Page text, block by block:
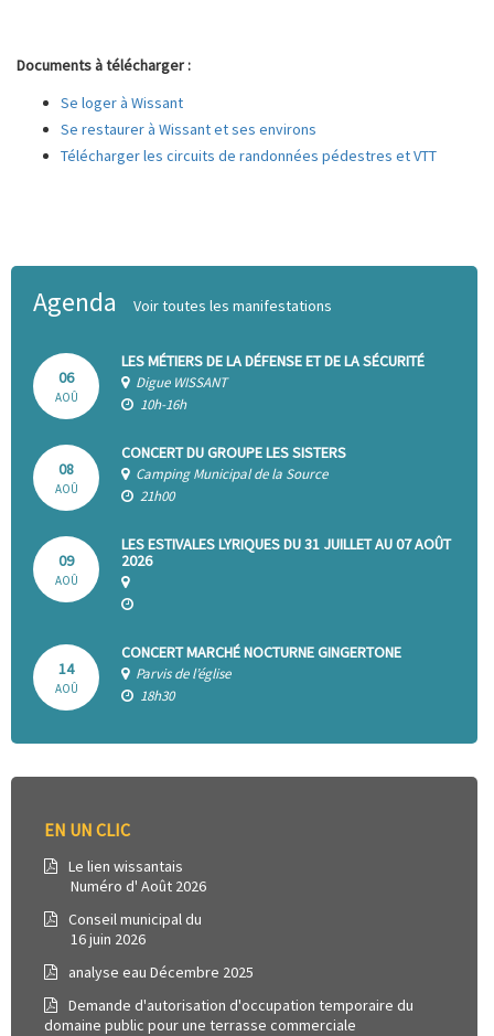
Documents à télécharger :
Se loger à Wissant
Se restaurer à Wissant et ses environs
Télécharger les circuits de randonnées pédestres et VTT
Agenda Voir toutes les manifestations
06
AOÛ
LES MÉTIERS DE LA DÉFENSE ET DE LA SÉCURITÉ
Digue WISSANT
10h-16h
08
AOÛ
CONCERT DU GROUPE LES SISTERS
Camping Municipal de la Source
21h00
09
AOÛ
LES ESTIVALES LYRIQUES DU 31 JUILLET AU 07 AOÛT
2026
14
AOÛ
CONCERT MARCHÉ NOCTURNE GINGERTONE
Parvis de l’église
18h30
EN UN CLIC
Le lien wissantais
Numéro d' Août 2026
Conseil municipal du
16 juin 2026
analyse eau Décembre 2025
Demande d'autorisation d'occupation temporaire du
domaine public pour une terrasse commerciale